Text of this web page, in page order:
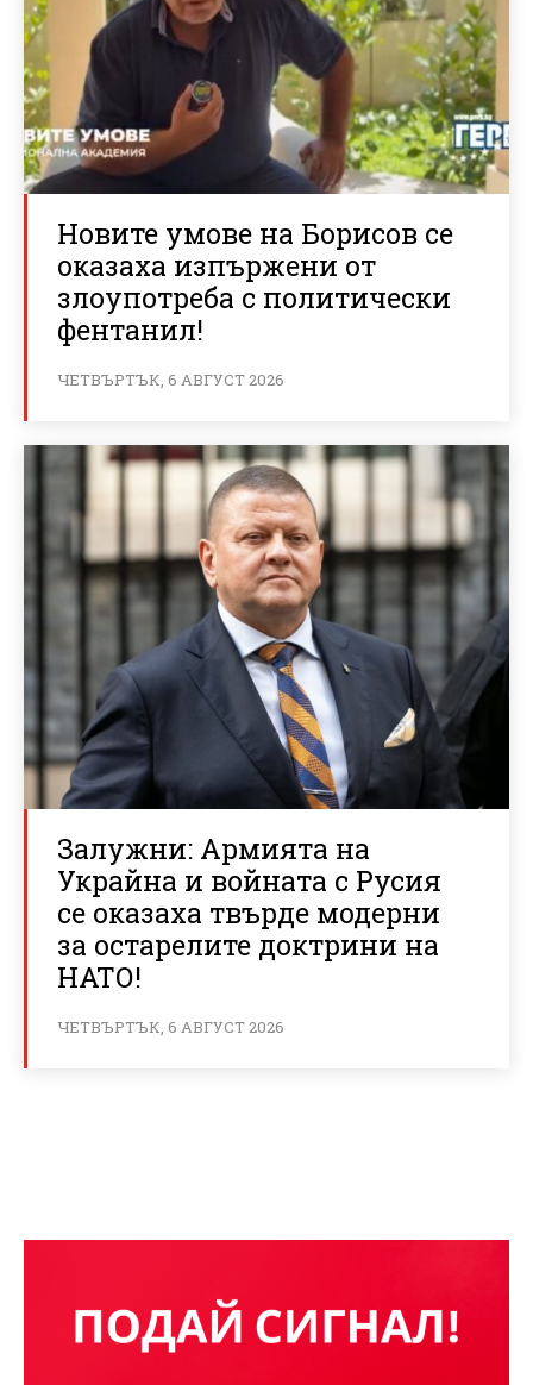
Новите умове на Борисов се
оказаха изпържени от
злоупотреба с политически
фентанил!
ЧЕТВЪРТЪК, 6 АВГУСТ 2026
Залужни: Армията на
Украйна и войната с Русия
се оказаха твърде модерни
за остарелите доктрини на
НАТО!
ЧЕТВЪРТЪК, 6 АВГУСТ 2026